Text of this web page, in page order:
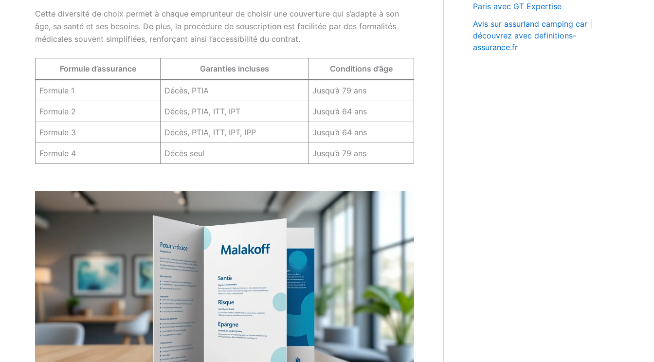
Cette diversité de choix permet à chaque emprunteur de choisir une couverture qui s’adapte à son
âge, sa santé et ses besoins. De plus, la procédure de souscription est facilitée par des formalités
médicales souvent simplifiées, renforçant ainsi l’accessibilité du contrat.
Formule d’assurance Garanties incluses Conditions d’âge
Formule 1 Décès, PTIA Jusqu’à 79 ans
Formule 2 Décès, PTIA, ITT, IPT Jusqu’à 64 ans
Formule 3 Décès, PTIA, ITT, IPT, IPP Jusqu’à 64 ans
Formule 4 Décès seul Jusqu’à 79 ans
Paris avec GT Expertise
Avis sur assurland camping car |
découvrez avec definitions-
assurance.fr